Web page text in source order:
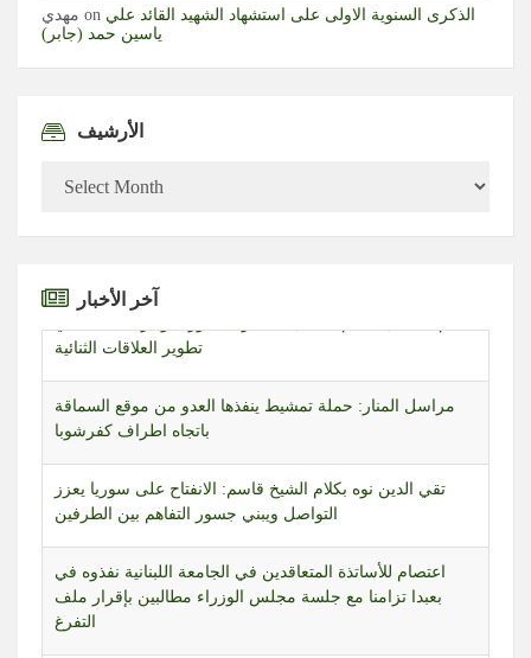
مهدي on الذكرى السنوية الاولى على استشهاد الشهيد القائد علي
ياسين حمد (جابر)
الأرشيف
آخر الأخبار
مراسل المنار: حملة تمشيط ينفذها العدو من موقع السماقة
باتجاه اطراف كفرشوبا
تقي الدين نوه بكلام الشيخ قاسم: الانفتاح على سوريا يعزز
التواصل ويبني جسور التفاهم بين الطرفين
اعتصام للأساتذة المتعاقدين في الجامعة اللبنانية نفذوه في
بعبدا تزامنا مع جلسة مجلس الوزراء مطالبين بإقرار ملف
التفرغ
تقرير مصور | حادثة مجدل زون تكشف أزمة داخل كيان العدو